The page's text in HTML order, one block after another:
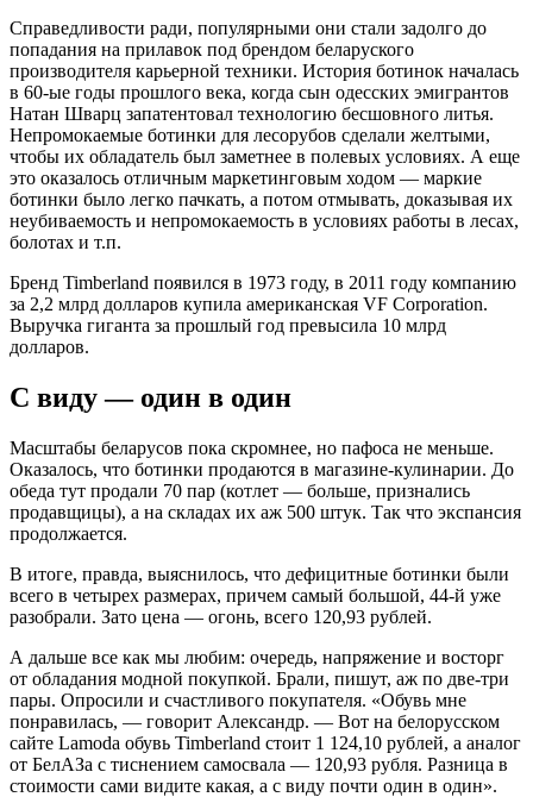
Справедливости ради, популярными они стали задолго до
попадания на прилавок под брендом беларуского
производителя карьерной техники. История ботинок началась
в 60-ые годы прошлого века, когда сын одесских эмигрантов
Натан Шварц запатентовал технологию бесшовного литья.
Непромокаемые ботинки для лесорубов сделали желтыми,
чтобы их обладатель был заметнее в полевых условиях. А еще
это оказалось отличным маркетинговым ходом — маркие
ботинки было легко пачкать, а потом отмывать, доказывая их
неубиваемость и непромокаемость в условиях работы в лесах,
болотах и т.п.
Бренд Timberland появился в 1973 году, в 2011 году компанию
за 2,2 млрд долларов купила американская VF Corporation.
Выручка гиганта за прошлый год превысила 10 млрд
долларов.
С виду — один в один
Масштабы беларусов пока скромнее, но пафоса не меньше.
Оказалось, что ботинки продаются в магазине-кулинарии. До
обеда тут продали 70 пар (котлет — больше, признались
продавщицы), а на складах их аж 500 штук. Так что экспансия
продолжается.
В итоге, правда, выяснилось, что дефицитные ботинки были
всего в четырех размерах, причем самый большой, 44-й уже
разобрали. Зато цена — огонь, всего 120,93 рублей.
А дальше все как мы любим: очередь, напряжение и восторг
от обладания модной покупкой. Брали, пишут, аж по две-три
пары. Опросили и счастливого покупателя. «Обувь мне
понравилась, — говорит Александр. — Вот на белорусском
сайте Lamoda обувь Timberland стоит 1 124,10 рублей, а аналог
от БелАЗа с тиснением самосвала — 120,93 рубля. Разница в
стоимости сами видите какая, а с виду почти один в один».